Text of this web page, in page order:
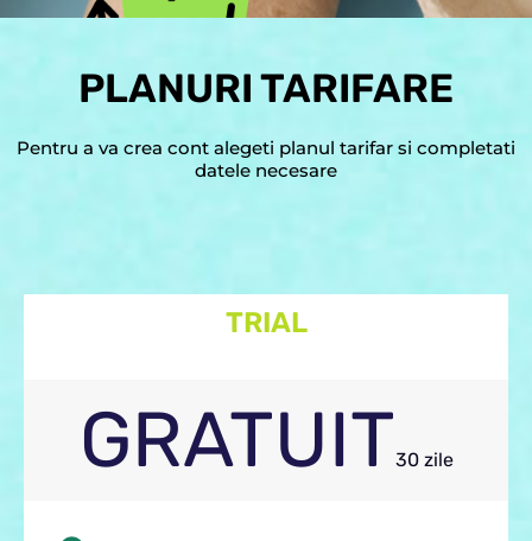
PLANURI TARIFARE
Pentru a va crea cont alegeti planul tarifar si completati
datele necesare
TRIAL
GRATUIT30 zile